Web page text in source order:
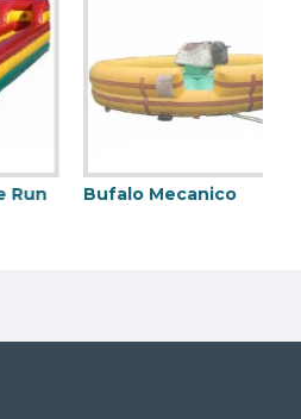
Bufalo Mecanico